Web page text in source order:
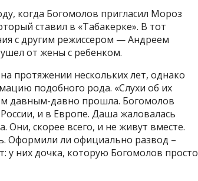
когда Богомолов пригласил Мороз
ставил в «Табакерке». В тот
с другим режиссером — Андреем
от жены с ребенком.
протяжении нескольких лет, однако
подобного рода. «Слухи об их
давным-давно прошла. Богомолов
и в Европе. Даша жаловалась
Они, скорее всего, и не живут вместе.
Оформили ли официально развод –
у них дочка, которую Богомолов просто